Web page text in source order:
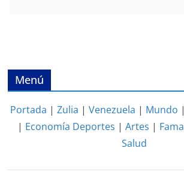
Menú
Portada | Zulia | Venezuela | Mundo |
| Economía Deportes | Artes | Fama
Salud